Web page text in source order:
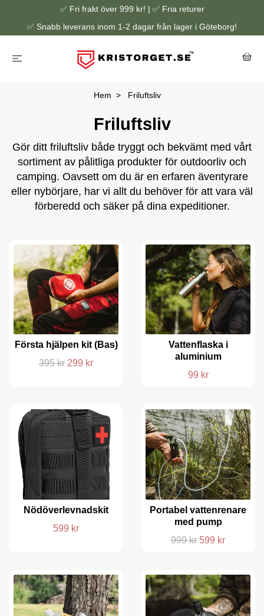
✅ Fri frakt över 999 kr! | ✅ Fria returer
✅ Snabb leverans inom 1-2 dagar från lager i Göteborg!
Hem Friluftsliv
Friluftsliv
Gör ditt friluftsliv både tryggt och bekvämt med vårt
sortiment av pålitliga produkter för outdoorliv och
camping. Oavsett om du är en erfaren äventyrare
eller nybörjare, har vi allt du behöver för att vara väl
förberedd och säker på dina expeditioner.
Första hjälpen kit (Bas)
395 kr 299 kr
Vattenflaska i
aluminium
99 kr
Nödöverlevnadskit
599 kr
Portabel vattenrenare
med pump
999 kr 599 kr